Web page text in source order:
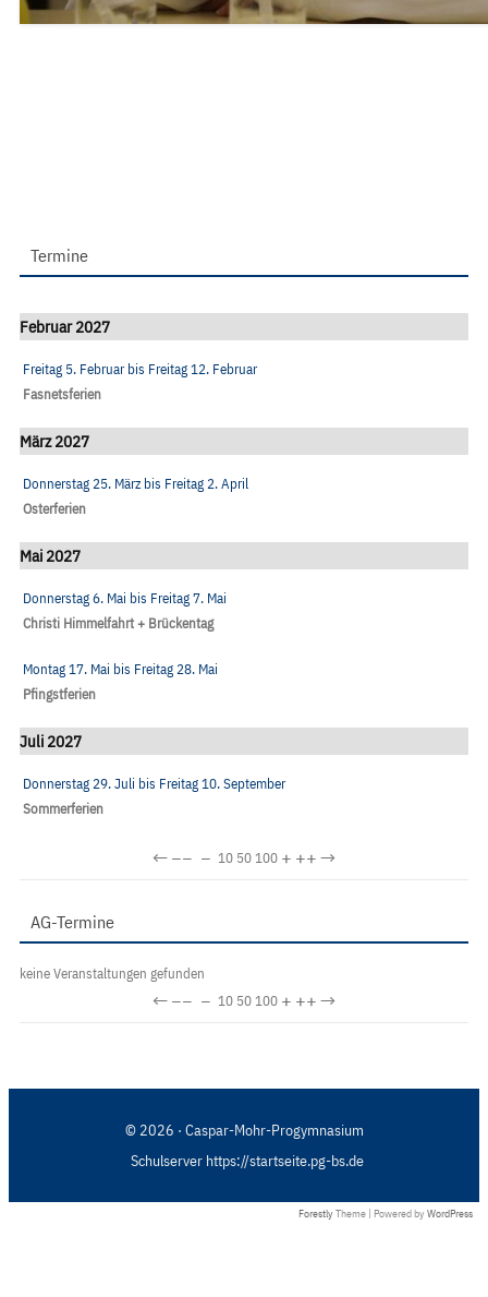
Termine
Februar 2027
Freitag 5. Februarbis Freitag 12. Februar
Fasnetsferien
März 2027
Donnerstag 25. März bis Freitag 2. April
Osterferien
Mai 2027
Donnerstag 6. Mai bis Freitag 7. Mai
Christi Himmelfahrt + Brückentag
Montag 17. Mai bis Freitag 28. Mai
Pfingstferien
Juli 2027
Donnerstag 29. Juli bis Freitag 10. September
Sommerferien
←−− − 10 50100 + ++→
AG-Termine
keine Veranstaltungen gefunden
←−− − 10 50100 + ++→
© 2026 · Caspar-Mohr-Progymnasium
Schulserver https://startseite.pg-bs.de
Forestly Theme | Powered by WordPress